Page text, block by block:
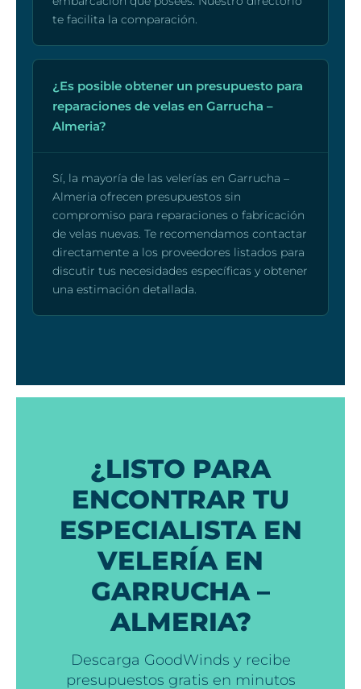
te facilita la comparación.
¿Es posible obtener un presupuesto para
reparaciones de velas en Garrucha –
Almeria?
Sí, la mayoría de las velerías en Garrucha –
Almeria ofrecen presupuestos sin
compromiso para reparaciones o fabricación
de velas nuevas. Te recomendamos contactar
directamente a los proveedores listados para
discutir tus necesidades específicas y obtener
una estimación detallada.
¿LISTO PARA
ENCONTRAR TU
ESPECIALISTA EN
VELERÍA EN
GARRUCHA –
ALMERIA?
Descarga GoodWinds y recibe
presupuestos gratis en minutos